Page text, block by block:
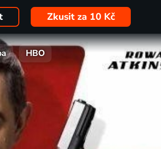
Zkusit za 10 Kč
HBO